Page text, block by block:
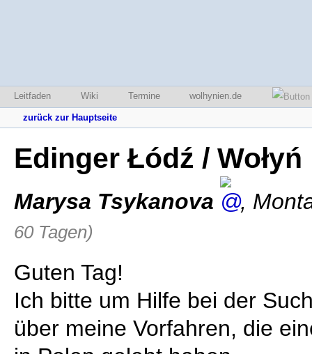
Leitfaden Wiki Termine wolhynien.de
zurück zur Hauptseite
Edinger Łódź / Wołyń
Marysa Tsykanova ,
60 Tagen)
Guten Tag!
Ich bitte um Hilfe bei der
über meine Vorfahren, die